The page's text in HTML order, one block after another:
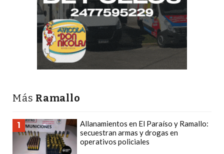
PRECIOS
SUPLEMENTOS
DEPORTIVOS
PERGAMINO
DEPORTIVOS
PERGAMINO:
LOS
MEJORES
Más Ramallo
1
Allanamientos en El Paraíso y Ramallo:
secuestran armas y drogas en
operativos policiales